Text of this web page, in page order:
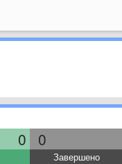
0 0
Завершено